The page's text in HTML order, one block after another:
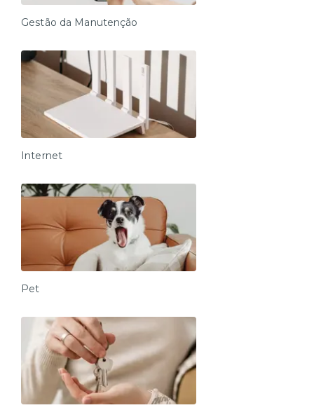
Gestão da Manutenção
Internet
Pet